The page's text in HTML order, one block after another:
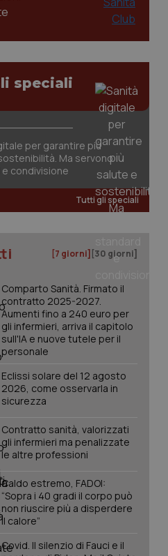
speciali
per garantire più
Ma servono
condivisione
Tutti gli speciali
[7 giorni] [30 giorni]
Comparto Sanità. Firmato il
contratto 2025-2027.
Aumenti fino a 240 euro per
gli infermieri, arriva il capitolo
sull'IA e nuove tutele per il
personale
Eclissi solare del 12 agosto
2026, come osservarla in
sicurezza
Contratto sanità, valorizzati
gli infermieri ma penalizzate
le altre professioni
Caldo estremo, FADOI:
“Sopra i 40 gradi il corpo può
non riuscire più a disperdere
il calore”
Covid. Il silenzio di Fauci e il